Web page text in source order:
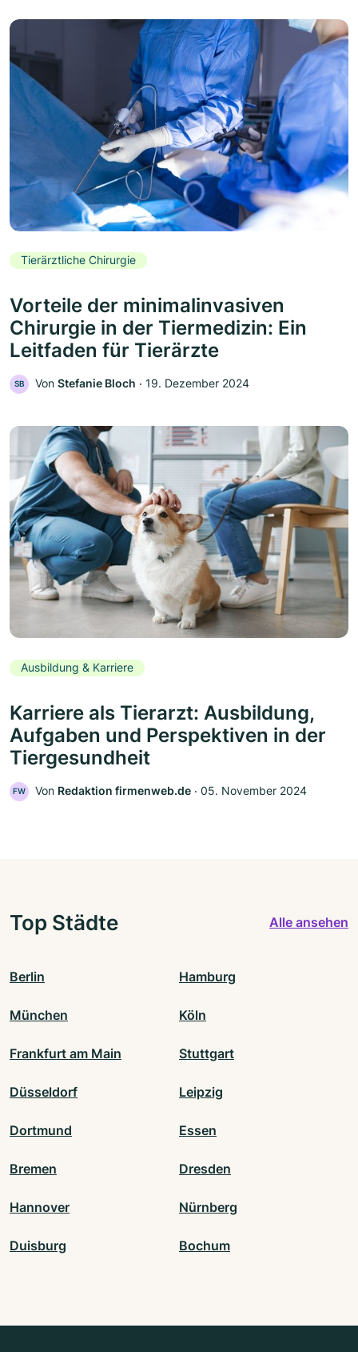
Tierärztliche Chirurgie
Vorteile der minimalinvasiven
Chirurgie in der Tiermedizin: Ein
Leitfaden für Tierärzte
SB Von Stefanie Bloch ‧ 19. Dezember 2024
Ausbildung & Karriere
Karriere als Tierarzt: Ausbildung,
Aufgaben und Perspektiven in der
Tiergesundheit
FW Von Redaktion firmenweb.de ‧ 05. November 2024
Top Städte Alle ansehen
Berlin Hamburg
München Köln
Frankfurt am Main Stuttgart
Düsseldorf Leipzig
Dortmund Essen
Bremen Dresden
Hannover Nürnberg
Duisburg Bochum